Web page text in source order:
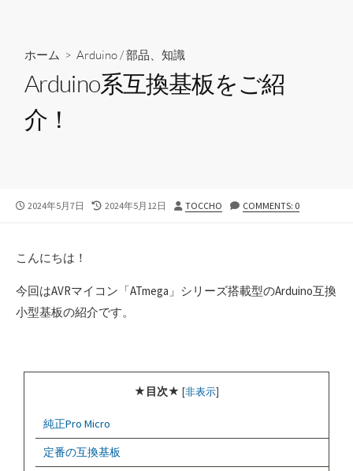
ホーム > Arduino/部品、知識
Arduino系互換基板をご紹
介！
公
2024年5月7日
最
2024年5月12日
投
TOCCHO COMMENTS: 0
こんにちは！
今回はAVRマイコン「ATmega」シリーズ搭載型のArduino互換
小型基板の紹介です。
★目次★ [非表示]
純正Pro Micro
定番の互換基板